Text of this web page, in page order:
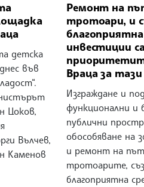
детска
във
Цоков,
Вълчев,
Каменов
Ремонт на
тротоари, и
благоприятна
инвестиции
Враца за
Изграждане и
функционални и
публични
обособяване на
и ремонт на
тротоарите,
благоприятна